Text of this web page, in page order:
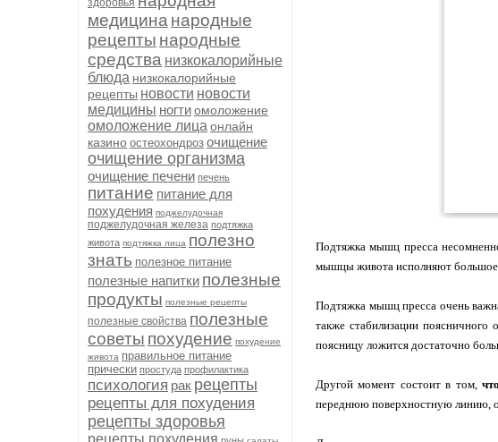
здоровья
медицина народные
рецепты народные
средства низкокалорийные
блюда низкокалорийные
рецепты новости новости
медицины ногтиомоложение
омоложение лица онлайн
казино остеохондроз очищение
очищение организма
очищение печени печень
питание питание для
похудения поджелудочная
поджелудочная железа подтяжка
живота подтяжка лица полезно
знать полезное питание
полезные напитки полезные
продукты полезные рецепты
полезные свойства полезные
советы похудение похудение
живота правильное питание
прически простуда профилактика
психология рак рецепты
рецепты для похудения
рецепты здоровья
рецепты похудения
Подтяжка мышц пресса
мышцы живота исполняют большое
Подтяжка мышц пресса очень
также стабилизации
поясницу ложится достаточно
Другой момент состоит в том,
переднюю поверхностную линию,